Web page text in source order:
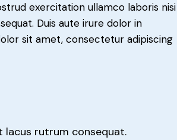
exercitation ullamco laboris nisi
Duis aute irure dolor in
sit amet, consectetur adipiscing
lacus rutrum consequat.